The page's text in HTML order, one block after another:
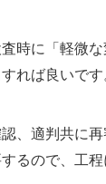
時に「軽微
れば良いです
、適判共に
るので、工程